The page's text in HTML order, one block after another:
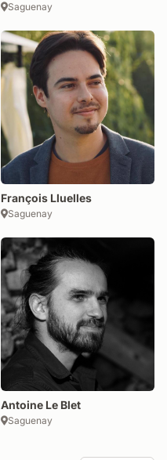
Saguenay
François Lluelles
Saguenay
Antoine Le Blet
Saguenay